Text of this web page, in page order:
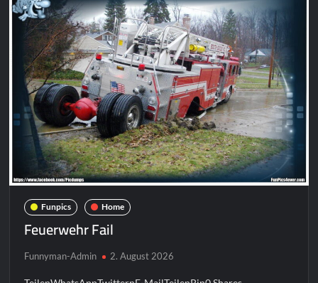
Funpics Home
Feuerwehr Fail
Funnyman-Admin 2. August 2026